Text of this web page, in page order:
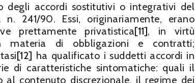
degli accordi sostitutivi o integrativi del
241/90. Essi, originariamente, erano
prettamente privatistica[11], in virtù
materia di obbligazioni e contratti;
[12] ha qualificato i suddetti accordi in
di caratteristiche sintomatiche: quali il
al contenuto discrezionale, il regime dei